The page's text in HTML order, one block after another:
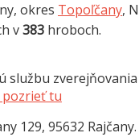
okres Topoľčany,
v383 hroboch.
tu
129, 95632